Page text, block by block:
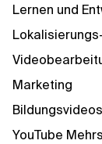
Lernen und
Marketing
Bildungsvideos
YouTube